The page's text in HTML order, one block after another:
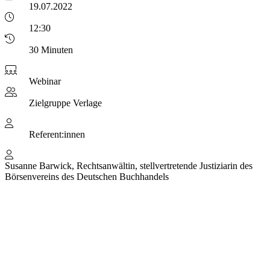
19.07.2022
12:30
30 Minuten
Webinar
Zielgruppe Verlage
Referent:innen
Susanne Barwick, Rechtsanwältin, stellvertretende Justiziarin des
Börsenvereins des Deutschen Buchhandels